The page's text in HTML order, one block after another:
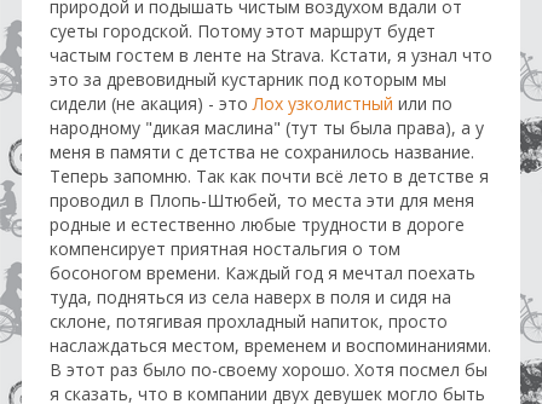
природой и подышать чистым воздухом вдали от
суеты городской. Потому этот маршрут будет
частым гостем в ленте на Strava. Кстати, я узнал что
это за древовидный кустарник под которым мы
сидели (не акация) - этоЛох узколистный или по
народному "дикая маслина" (тут ты была права), а у
меня в памяти с детства не сохранилось название.
Теперь запомню. Так как почти всё лето в детстве я
проводил в Плопь-Штюбей, то места эти для меня
родные и естественно любые трудности в дороге
компенсирует приятная ностальгия о том
босоногом времени. Каждый год я мечтал поехать
туда, подняться из села наверх в поля и сидя на
склоне, потягивая прохладный напиток, просто
наслаждаться местом, временем и воспоминаниями.
В этот раз было по-своему хорошо. Хотя посмел бы
я сказать, что в компании двух девушек могло быть